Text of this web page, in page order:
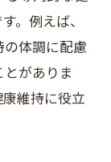
。例えば、
体調に配慮
がありま
維持に役立